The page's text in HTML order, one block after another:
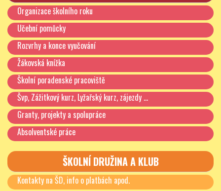
Organizace školního roku
Učební pomůcky
Rozvrhy a konce vyučování
Žákovská knížka
Školní poradenské pracoviště
Švp, Zážitkový kurz, Lyžařský kurz, zájezdy …
Granty, projekty a spolupráce
Absolventské práce
ŠKOLNÍ DRUŽINA A KLUB
Kontakty na ŠD, info o platbách apod.